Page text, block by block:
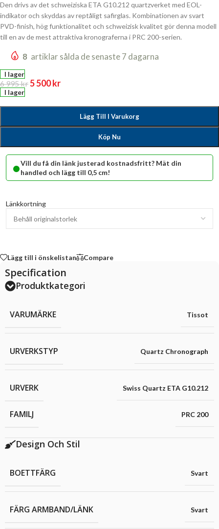
Den drivs av det schweiziska ETA G10.212 quartzverket med EOL-
indikator och skyddas av reptåligt safirglas. Kombinationen av svart
PVD-finish, hög funktionalitet och schweizisk kvalitet gör denna modell
till en av de mest attraktiva kronograferna i PRC 200-serien.
8 artiklar sålda de senaste 7 dagarna
I lager
6 995kr5 500kr
I lager
Lägg Till I Varukorg
Köp Nu
•Vill du få din länk justerad kostnadsfritt? Mät din
handled och lägg till 0,5 cm!
Länkkortning
Lägg till i önskelistan Compare
Specification
Produktkategori
VARUMÄRKE Tissot
URVERKSTYP Quartz Chronograph
URVERK Swiss Quartz ETA G10.212
FAMILJ PRC 200
Design Och Stil
BOETTFÄRG Svart
FÄRG ARMBAND/LÄNK Svart